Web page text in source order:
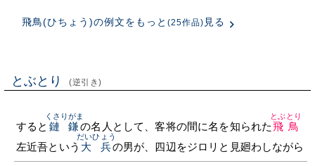
飛鳥(ひちょう)の例文をもっと (25作品) 見る
とぶとり (逆引き)
すると 鏈鎌
くさりがま
の名人として、客将の間に名を知られた飛鳥
とぶとり
左近吾という 大兵
だいひょう
の男が、四辺をジロリと見廻わしながら